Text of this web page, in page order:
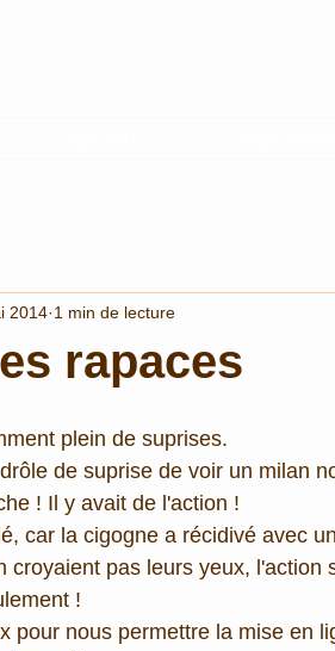
rapaces
2014 1 min de lecture
plein de suprises.
de suprise de voir un milan
! Il y avait de l'action !
car la cigogne a récidivé avec
croyaient pas leurs yeux, l'action
!
pour nous permettre la mise en